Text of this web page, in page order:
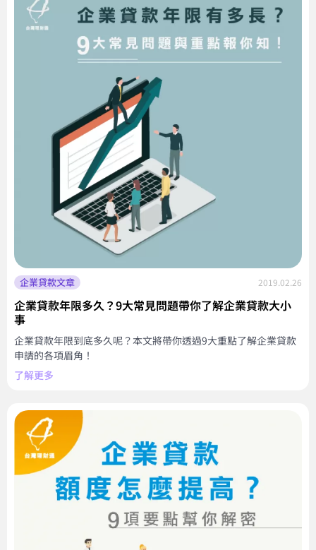
企業貸款文章 2019.02.26
企業貸款年限多久？9大常見問題帶你了解企業貸款大小
事
企業貸款年限到底多久呢？本文將帶你透過9大重點了解企業貸款
申請的各項眉角！
了解更多